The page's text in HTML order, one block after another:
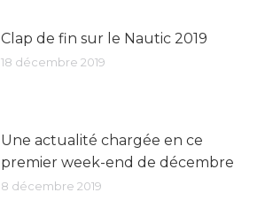
Clap de fin sur le Nautic 2019
18 décembre 2019
Une actualité chargée en ce
premier week-end de décembre
8 décembre 2019